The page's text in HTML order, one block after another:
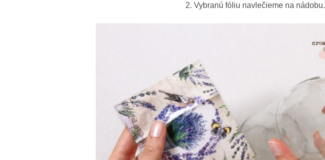
2. Vybranú fóliu navlečieme na nádobu.